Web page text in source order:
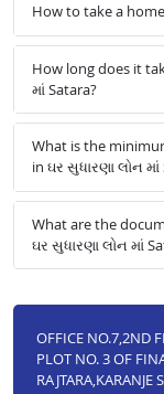
How to take a
How long does it
માં Satara?
What is the
in ઘર સુધારણા લોન માં
What are the
ઘર સુધારણા લોન માં
OFFICE NO.7,2ND
PLOT NO. 3 OF
RAJTARA,KARANJE